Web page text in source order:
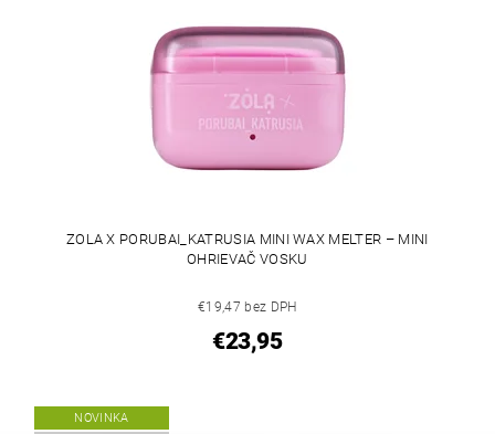
ZOLA X PORUBAI_KATRUSIA MINI WAX MELTER – MINI
OHRIEVAČ VOSKU
€19,47 bez DPH
€23,95
NOVINKA